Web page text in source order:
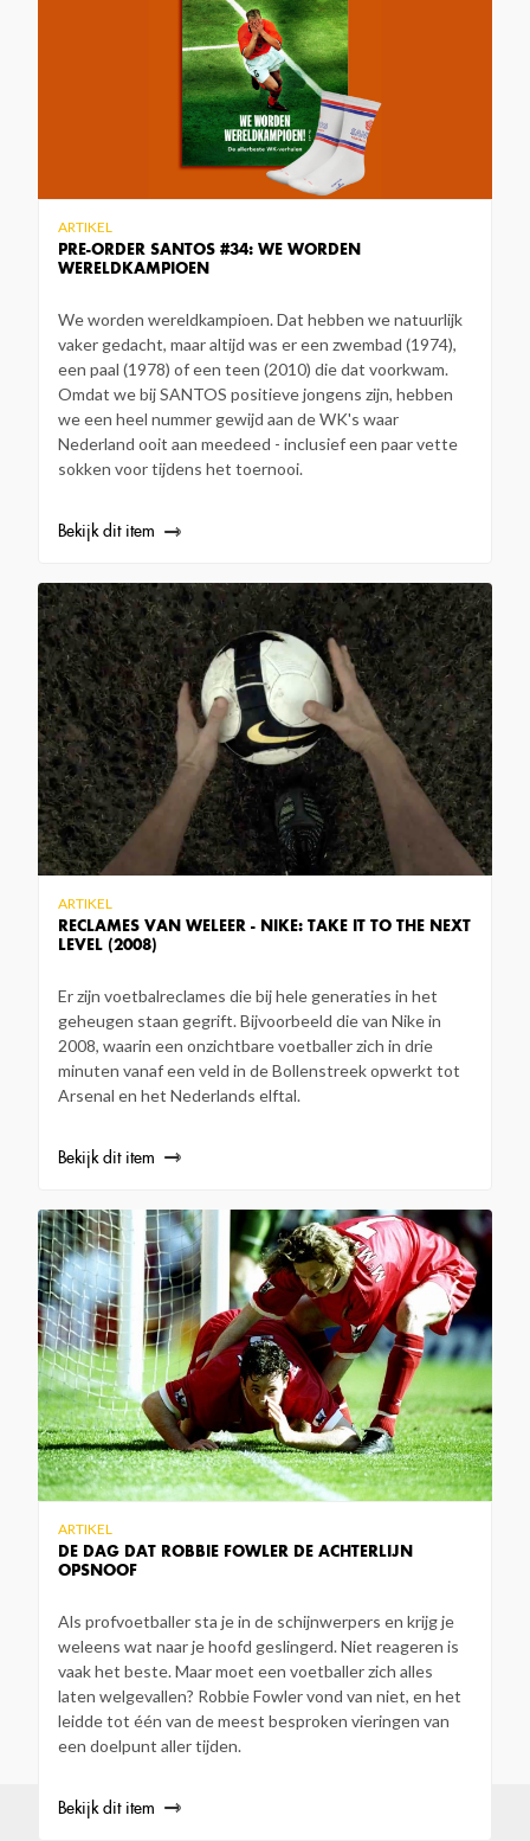
PRE-ORDER SANTOS #34: WE WORDEN
WERELDKAMPIOEN
ARTIKEL
We worden wereldkampioen. Dat hebben we natuurlijk
vaker gedacht, maar altijd was er een zwembad (1974),
een paal (1978) of een teen (2010) die dat voorkwam.
Omdat we bij SANTOS positieve jongens zijn, hebben
we een heel nummer gewijd aan de WK's waar
Nederland ooit aan meedeed - inclusief een paar vette
sokken voor tijdens het toernooi.
Bekijk dit item
RECLAMES VAN WELEER - NIKE: TAKE IT TO THE NEXT
LEVEL (2008)
ARTIKEL
Er zijn voetbalreclames die bij hele generaties in het
geheugen staan gegrift. Bijvoorbeeld die van Nike in
2008, waarin een onzichtbare voetballer zich in drie
minuten vanaf een veld in de Bollenstreek opwerkt tot
Arsenal en het Nederlands elftal.
Bekijk dit item
DE DAG DAT ROBBIE FOWLER DE ACHTERLIJN
OPSNOOF
ARTIKEL
Als profvoetballer sta je in de schijnwerpers en krijg je
weleens wat naar je hoofd geslingerd. Niet reageren is
vaak het beste. Maar moet een voetballer zich alles
laten welgevallen? Robbie Fowler vond van niet, en het
leidde tot één van de meest besproken vieringen van
een doelpunt aller tijden.
Bekijk dit item